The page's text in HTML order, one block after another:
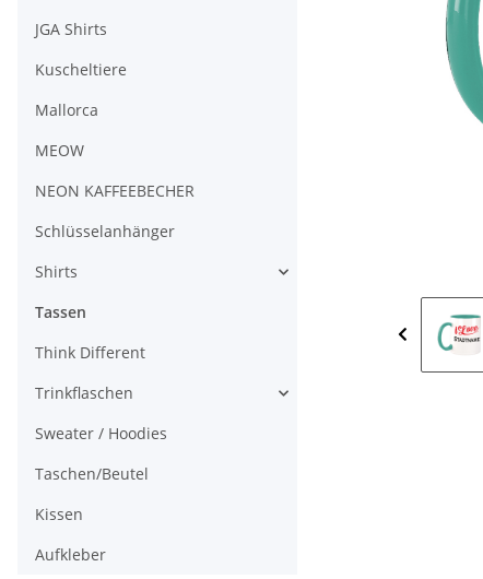
JGA Shirts
Kuscheltiere
Mallorca
MEOW
NEON KAFFEEBECHER
Schlüsselanhänger
Shirts
Tassen
Think Different
Trinkflaschen
Sweater / Hoodies
Taschen/Beutel
Kissen
Aufkleber